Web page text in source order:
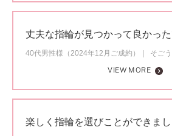
丈夫な指輪が見つかって良かった
40代男性様（2024年12月ご成約）
そご
VIEW MORE
楽しく指輪を選びことができまし